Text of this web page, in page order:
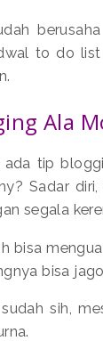
to do list
Ala
ada tip
Sadar
segala
bisa
bisa
sih,